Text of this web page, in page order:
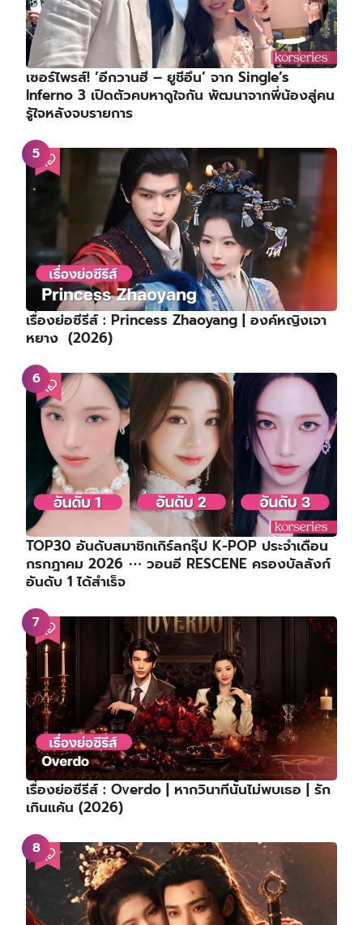
เซอร์ไพรส์! ‘อีกวานฮี – ยูชีอึน’ จาก Single’s
Inferno 3 เปิดตัวคบหาดูใจกัน พัฒนาจากพี่น้องสู่คน
รู้ใจหลังจบรายการ
เรื่องย่อซีรีส์ : Princess Zhaoyang | องค์หญิงเจา
หยาง (2026)
TOP30 อันดับสมาชิกเกิร์ลกรุ๊ป K-POP ประจำเดือน
กรกฎาคม 2026 ⋯ วอนอี RESCENE ครองบัลลังก์
อันดับ 1 ได้สำเร็จ
เรื่องย่อซีรีส์ : Overdo | หากวินาทีนั้นไม่พบเธอ | รัก
เกินแค้น (2026)